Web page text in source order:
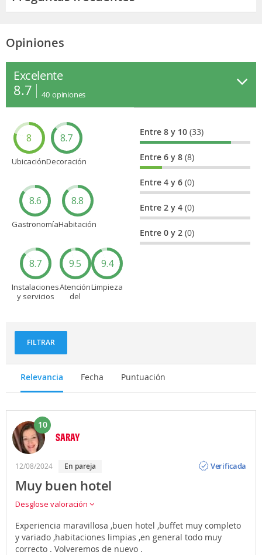
Opiniones
Excelente
8.7 40 opiniones
8
Ubicación
8.7
Decoración
8.6
Gastronomía
8.8
Habitación
8.7
Instalaciones
y servicios
9.5
Atención
del
9.4
Limpieza
Entre 8 y 10(33)
Entre 6 y 8(8)
Entre 4 y 6(0)
Entre 2 y 4(0)
Entre 0 y 2(0)
FILTRAR
Relevancia Fecha Puntuación
10
SARAY
12/08/2024 en pareja
Verificada
Muy buen hotel
Desglose valoración
Experiencia maravillosa ,buen hotel ,buffet muy completo
y variado ,habitaciones limpias ,en general todo muy
correcto . Volveremos de nuevo .